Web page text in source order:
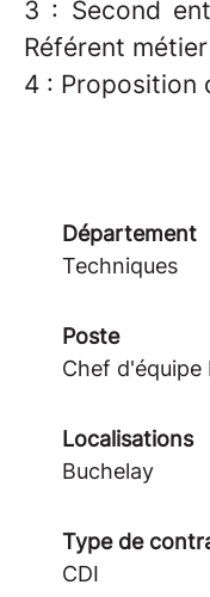
3 : Second
Référent métier
4 : Proposition
Département
Techniques
Poste
Chef d'équipe
Localisations
Buchelay
Type de
CDI